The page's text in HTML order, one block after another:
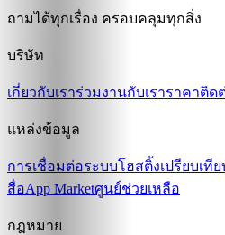
ถามได้ทุกเรื่อง ครอบคลุมทุกสิ่ง
บริษัท
เกี่ยวกับเราร่วมงานกับเราราคาติด
แหล่งข้อมูล
การเชื่อมต่อระบบโฮสติ้งเปรียบเทีย
สื่อApp Marketศูนย์ช่วยเหลือ
กฎหมาย